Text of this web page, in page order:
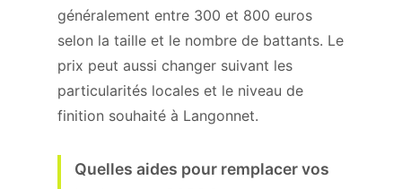
généralement entre 300 et 800 euros
selon la taille et le nombre de battants. Le
prix peut aussi changer suivant les
particularités locales et le niveau de
finition souhaité à Langonnet.
Quelles aides pour remplacer vos